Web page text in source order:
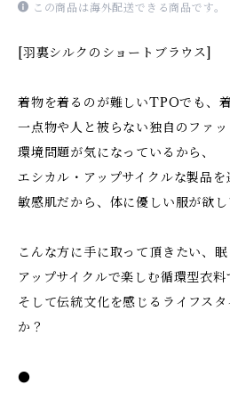
この商品は海外配送できる商品です。
[羽裏シルクのショートブラウス]
着物を着るのが難しいTPOでも、
一点物や人と被らない独自のファ
環境問題が気になっているから、
エシカル・アップサイクルな製品を
敏感肌だから、体に優しい服が欲し
こんな方に手に取って頂きたい、
アップサイクルで楽しむ循環型衣料
そして伝統文化を感じるライフス
か？
●